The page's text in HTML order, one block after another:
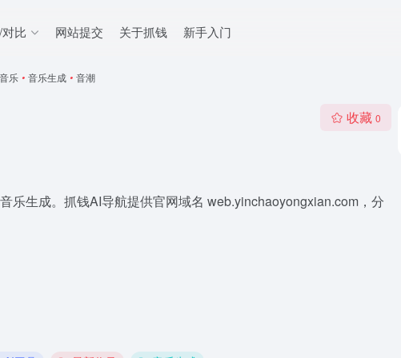
比 网站提交 关于抓钱 新手入门
乐 • 音乐生成 • 音潮
收藏 0
乐生成。抓钱AI导航提供官网域名 web.yinchaoyongxian.com，分